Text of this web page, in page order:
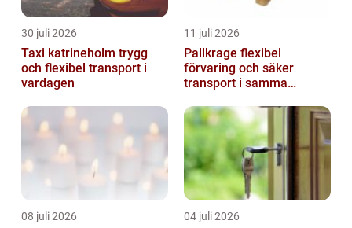
30 juli 2026
Taxi katrineholm trygg
och flexibel transport i
vardagen
11 juli 2026
Pallkrage flexibel
förvaring och säker
transport i samma
08 juli 2026 04 juli 2026